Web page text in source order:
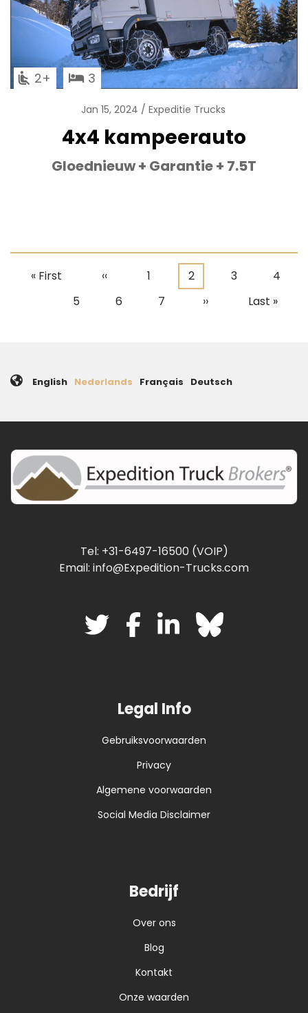
2 3
Jan 15, 2024 Expeditie Trucks
4x4 kampeerauto
Gloednieuw + Garantie + 7.5T
Paginering
Eerste
« First
Vorige
pagina
‹‹ Pagina
1
Huidige
pagina
2 Pagina
3
4
Pagina
5 Pagina
6 Pagina
7
Volgende
››
Laatste
Last »
English Nederlands Français Deutsch
Tel: +31-6497-16500 (VOIP)
Email: info@Expedition-Trucks.com
Legal Info
Gebruiksvoorwaarden
Privacy
Algemene voorwaarden
Social Media Disclaimer
Bedrijf
Over ons
Blog
Kontakt
Onze waarden